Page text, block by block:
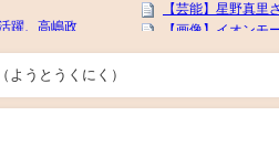
うとうくにく）